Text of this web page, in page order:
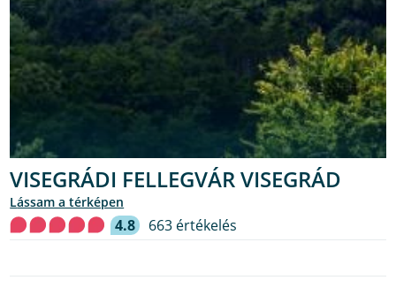
VISEGRÁDI FELLEGVÁR VISEGRÁD
lássam a térképen
4.8 663 értékelés